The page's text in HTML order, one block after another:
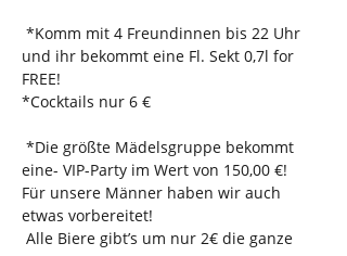
und ihr bekommt eine Fl. Sekt 0,7l for
FREE!
*Cocktails nur 6 €
eine- VIP-Party im Wert von 150,00 €!
Für unsere Männer haben wir auch
etwas vorbereitet!